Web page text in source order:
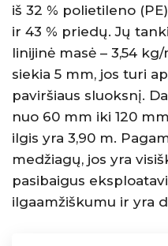
iš 32 % polietileno
ir 43 % priedų. Jų
linijinė masė – 3,54
siekia 5 mm, jos turi
paviršiaus sluoksnį.
nuo 60 mm iki 120
ilgis yra 3,90 m.
medžiagų, jos yra
pasibaigus
ilgaamžiškumu ir yra